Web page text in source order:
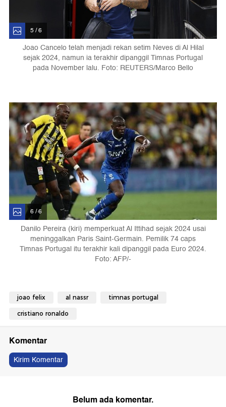
5 / 6
Joao Cancelo telah menjadi rekan setim Neves di Al Hilal
sejak 2024, namun ia terakhir dipanggil Timnas Portugal
pada November lalu. Foto: REUTERS/Marco Bello
6 / 6
Danilo Pereira (kiri) memperkuat Al Ittihad sejak 2024 usai
meninggalkan Paris Saint-Germain. Pemilik 74 caps
Timnas Portugal itu terakhir kali dipanggil pada Euro 2024.
Foto: AFP/-
joao felix al nassr timnas portugal
cristiano ronaldo
Komentar
Kirim Komentar
Belum ada komentar.